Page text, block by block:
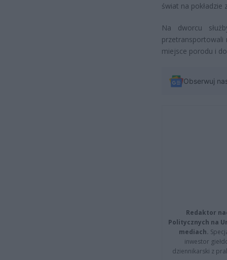
świat na
Na dworcu
przetransportowali
miejsce porodu i
Obserwuj
Redaktor
Politycznych na
mediach.
inwestor
dziennikarski z